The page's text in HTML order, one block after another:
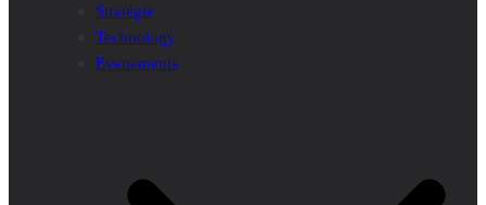
Stratégie
Technology
Evenements